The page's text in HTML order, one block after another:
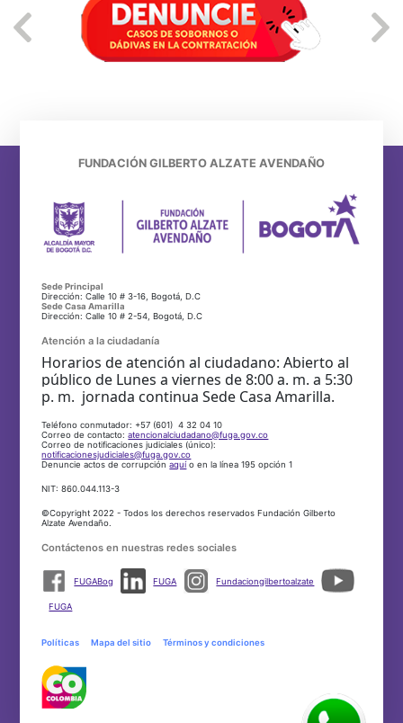
FUNDACIÓN GILBERTO ALZATE AVENDAÑO
Sede Principal
Dirección: Calle 10 # 3-16, Bogotá, D.C
Sede Casa Amarilla
Dirección: Calle 10 # 2-54, Bogotá, D.C
Atención a la ciudadanía
Horarios de atención al ciudadano: Abierto al
público de Lunes a viernes de 8:00 a. m. a 5:30
p. m. jornada continua Sede Casa Amarilla.
Teléfono conmutador: +57 (601) 4 32 04 10
Correo de contacto:atencionalciudadano@fuga.gov.co
Correo de notificaciones judiciales (único):
notificacionesjudiciales@fuga.gov.co
Denuncie actos de corrupciónaquío en la línea 195 opción 1
NIT: 860.044.113-3
©Copyright 2022 - Todos los derechos reservados Fundación Gilberto
Alzate Avendaño.
Contáctenos en nuestras redes sociales
FUGABog FUGA Fundaciongilbertoalzate
FUGA
Políticas Mapa del sitio Términos y condiciones